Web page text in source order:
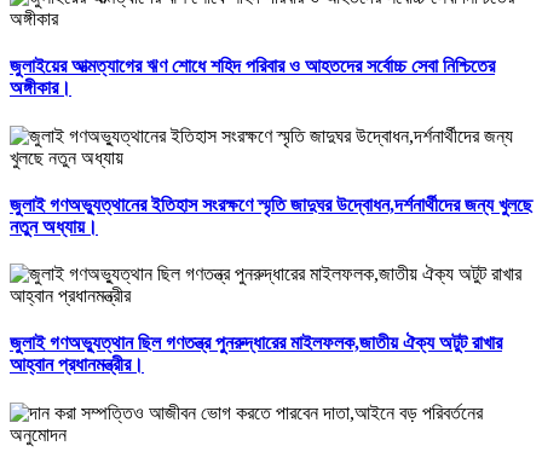
জুলাইয়ের আত্মত্যাগের ঋণ শোধে শহিদ পরিবার ও আহতদের সর্বোচ্চ সেবা নিশ্চিতের
অঙ্গীকার।
জুলাই গণঅভ্যুত্থানের ইতিহাস সংরক্ষণে স্মৃতি জাদুঘর উদ্বোধন,দর্শনার্থীদের জন্য খুলছে
নতুন অধ্যায়।
জুলাই গণঅভ্যুত্থান ছিল গণতন্ত্র পুনরুদ্ধারের মাইলফলক,জাতীয় ঐক্য অটুট রাখার
আহ্বান প্রধানমন্ত্রীর।